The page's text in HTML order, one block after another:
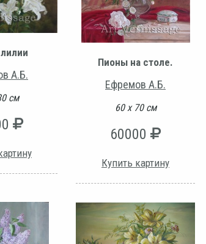
А.Б.
см
Пионы на столе.
Ефремов А.Б.
60 х 70 см
60000
Купить картину